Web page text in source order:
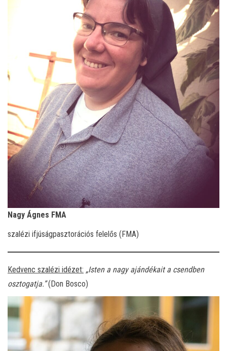
Nagy Ágnes FMA
szalézi ifjúságpasztorációs felelős (FMA)
Kedvenc szalézi idézet: „Isten a nagy ajándékait a csendben
osztogatja.”(Don Bosco)